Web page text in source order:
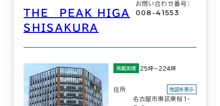
ＴＨＥ ＰＥＡＫ ＨＩＧＡ
ＳＨＩＳＡＫＵＲＡ
お問い合わせ番号：
008-41553
掲載面積 25坪～224坪
住所
名古屋市東区東桜1-
地図を表示